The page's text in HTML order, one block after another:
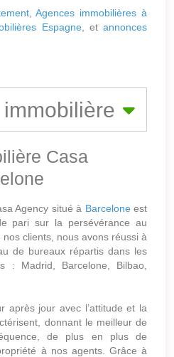
,Agences immobilières à
Espagne, etannonces
Casa
Agency situé à Barceloneest
pari sur la persévérance au
clients, nous avons réussi à
de bureaux répartis dans les
: Madrid, Barcelone, Bilbao,
après jour avec l’attitude et la
donnant le meilleur de
de plus en plus de
à nos agents. Grâce à